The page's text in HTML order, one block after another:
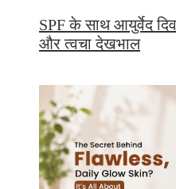
SPF के साथ आयुर्वेद
और त्वचा देखभाल